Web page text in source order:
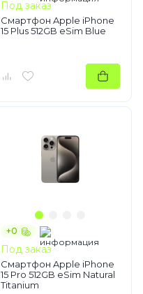
Под заказ
Смартфон Apple iPhone
15 Plus 512GB eSim Blue
+0
Под заказ
Смартфон Apple iPhone
15 Pro 512GB eSim Natural
Titanium